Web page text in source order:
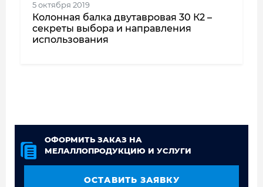
5 октября 2019
Колонная балка двутавровая 30 К2 –
секреты выбора и направления
использования
ОФОРМИТЬ ЗАКАЗ НА
МЕЛАЛЛОПРОДУКЦИЮ И УСЛУГИ
ОСТАВИТЬ ЗАЯВКУ